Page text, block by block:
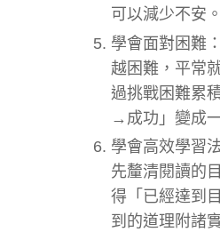
可以減少不安。
學會面對困難
越困難，平常
過挑戰困難累
→成功」變成
學會高效學習
先釐清閱讀的
得「已經達到
到的道理附諸